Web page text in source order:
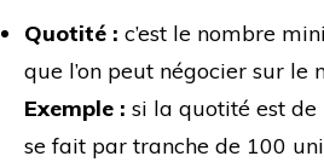
Quotité : c’est le nombre
que l’on peut négocier sur le
Exemple : si la quotité est
se fait par tranche de 100